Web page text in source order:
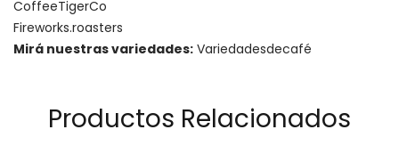
CoffeeTigerCo
Fireworks.roasters
Mirá nuestras variedades: Variedadesdecafé
Productos Relacionados